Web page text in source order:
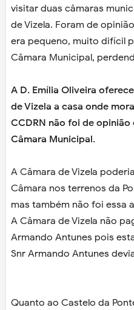
visitar duas câmaras
de Vizela. Foram de
era pequeno, muito difícil
Câmara Municipal,
A D. Emília Oliveira
de Vizela a casa onde
CCDRN não foi de opinião
Câmara Municipal.
A Câmara de Vizela
Câmara nos terrenos da
mas também não foi essa
A Câmara de Vizela não
Armando Antunes pois
Snr Armando Antunes
Quanto ao Castelo da